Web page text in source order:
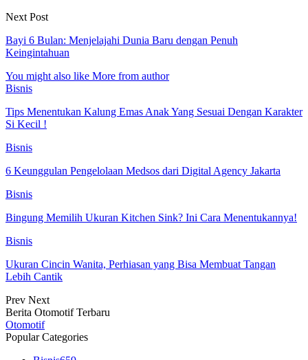
Next Post
Bayi 6 Bulan: Menjelajahi Dunia Baru dengan Penuh
Keingintahuan
You might also like More from author
Bisnis
Tips Menentukan Kalung Emas Anak Yang Sesuai Dengan Karakter
Si Kecil !
Bisnis
6 Keunggulan Pengelolaan Medsos dari Digital Agency Jakarta
Bisnis
Bingung Memilih Ukuran Kitchen Sink? Ini Cara Menentukannya!
Bisnis
Ukuran Cincin Wanita, Perhiasan yang Bisa Membuat Tangan
Lebih Cantik
Prev Next
Berita Otomotif Terbaru
Otomotif
Popular Categories